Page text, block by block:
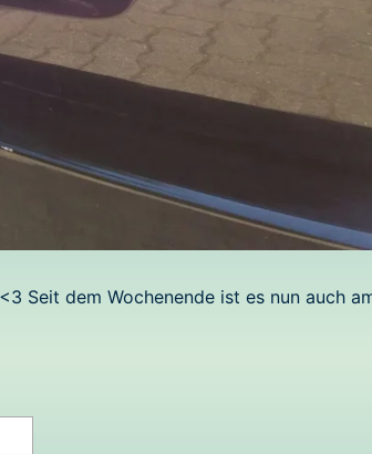
Seit dem Wochenende ist es nun auch